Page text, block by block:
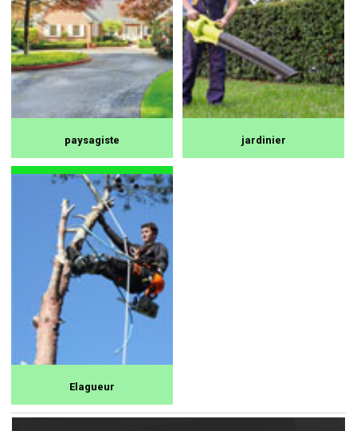
paysagiste jardinier
Elagueur